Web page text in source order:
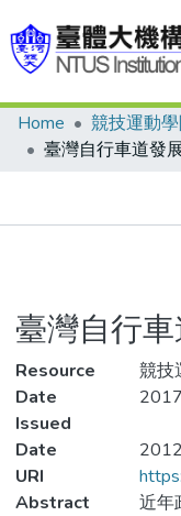
Communities &
Statistics
Home 競技運動
臺灣自行
Resource
競技
Date
Issued
Date
URI
Abstract
近年